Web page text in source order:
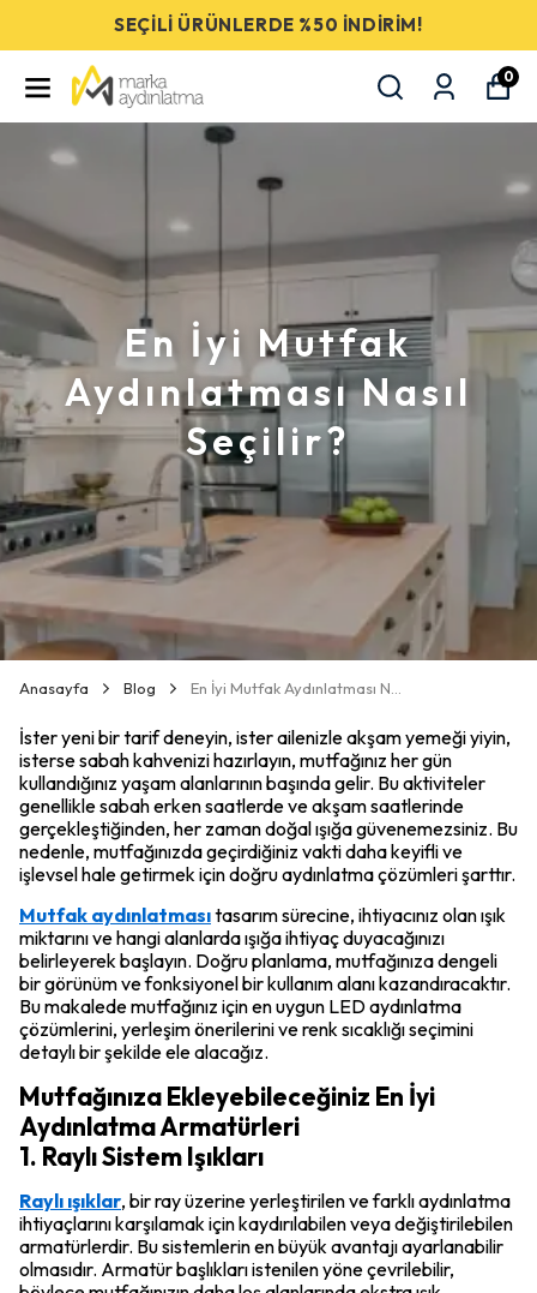
SEÇİLİ ÜRÜNLERDE %50 İNDİRİM!
0
En İyi Mutfak
Aydınlatması Nasıl
Seçilir?
Anasayfa Blog
İster yeni bir tarif deneyin, ister ailenizle akşam yemeği yiyin,
isterse sabah kahvenizi hazırlayın, mutfağınız her gün
kullandığınız yaşam alanlarının başında gelir. Bu aktiviteler
genellikle sabah erken saatlerde ve akşam saatlerinde
gerçekleştiğinden, her zaman doğal ışığa güvenemezsiniz. Bu
nedenle, mutfağınızda geçirdiğiniz vakti daha keyifli ve
işlevsel hale getirmek için doğru aydınlatma çözümleri şarttır.
Mutfak aydınlatmasıtasarım sürecine, ihtiyacınız olan ışık
miktarını ve hangi alanlarda ışığa ihtiyaç duyacağınızı
belirleyerek başlayın. Doğru planlama, mutfağınıza dengeli
bir görünüm ve fonksiyonel bir kullanım alanı kazandıracaktır.
Bu makalede mutfağınız için en uygun LED aydınlatma
çözümlerini, yerleşim önerilerini ve renk sıcaklığı seçimini
detaylı bir şekilde ele alacağız.
Mutfağınıza Ekleyebileceğiniz En İyi
Aydınlatma Armatürleri
1. Raylı Sistem Işıkları
Raylı ışıklar, bir ray üzerine yerleştirilen ve farklı aydınlatma
ihtiyaçlarını karşılamak için kaydırılabilen veya değiştirilebilen
armatürlerdir. Bu sistemlerin en büyük avantajı ayarlanabilir
olmasıdır. Armatür başlıkları istenilen yöne çevrilebilir,